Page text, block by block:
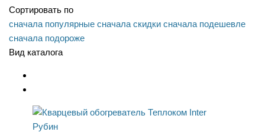
Сортировать по
сначала популярные сначала скидки сначала подешевле
сначала подороже
Вид каталога